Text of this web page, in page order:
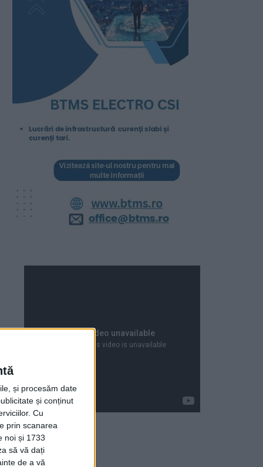
și procesăm date
și conținut
Cu
prin scanarea
noi și 1733
să vă dați
de a vă
Articole recente